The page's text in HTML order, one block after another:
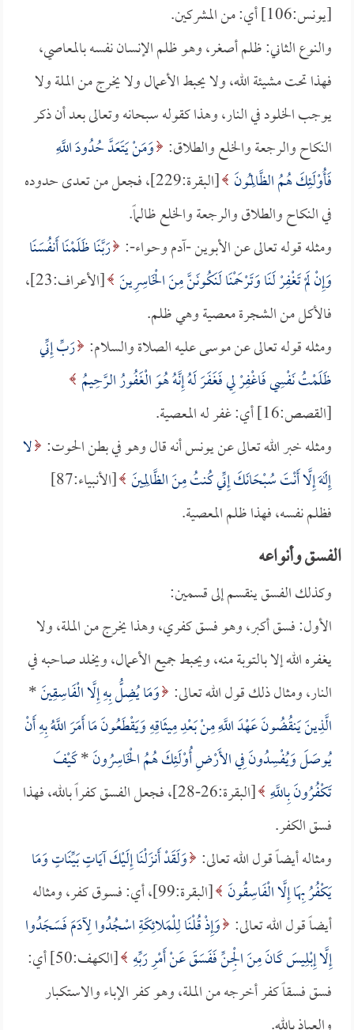
[يونس:106] أي: من المشركين.
والنوع الثاني: ظلم أصغر، وهو ظلم الإنسان نفسه بالمعاصي،
فهذا تحت مشيئة الله، ولا يحبط الأعمال ولا يخرج من الملة ولا
يوجب الخلود في النار، وهذا كقوله سبحانه وتعالى بعد أن ذكر
النكاح والرجعة والخلع والطلاق: وَمَنْ يَتَعَدَّ حُدُودَ اللَّهِ
فَأُوْلَئِكَ هُمُ الظَّالِمُونَ
[البقرة:229]، فجعل من تعدى حدوده
في النكاح والطلاق والرجعة والخلع ظالماً.
ومثله قوله تعالى عن الأبوين -آدم وحواء-: رَبَّنَا ظَلَمْنَا أَنفُسَنَا
وَإِنْ لَمْ تَغْفِرْ لَنَا وَتَرْحَمْنَا لَنَكُونَنَّ مِنَ الْخَاسِرِينَ
[الأعراف:23]،
فالأكل من الشجرة معصية وهي ظلم.
ومثله قوله تعالى عن موسى عليه الصلاة والسلام: رَبِّ إِنِّي
ظَلَمْتُ نَفْسِي فَاغْفِرْ لِي فَغَفَرَ لَهُ إِنَّهُ هُوَ الْغَفُورُ الرَّحِيمُ
[القصص:16] أي: غفر له المعصية.
ومثله خبر الله تعالى عن يونس أنه قال وهو في بطن الحوت: لا
إِلَهَ إِلَّا أَنْتَ سُبْحَانَكَ إِنِّي كُنتُ مِنَ الظَّالِمِينَ
[الأنبياء:87]
فظلم نفسه، فهذا ظلم المعصية.
الفسق وأنواعه
وكذلك الفسق ينقسم إلى قسمين:
الأول: فسق أكبر، وهو فسق كفري، وهذا يخرج من الملة، ولا
يغفره الله إلا بالتوبة منه، ويحبط جميع الأعمال، ويخلد صاحبه في
النار، ومثال ذلك قول الله تعالى: وَمَا يُضِلُّ بِهِ إِلَّا الْفَاسِقِينَ*
الَّذِينَ يَنقُضُونَ عَهْدَ اللَّهِ مِنْ بَعْدِ مِيثَاقِهِ وَيَقْطَعُونَ مَا أَمَرَ اللَّهُ بِهِ أَنْ
يُوصَلَ وَيُفْسِدُونَ فِي الأَرْضِ أُوْلَئِكَ هُمُ الْخَاسِرُونَ*كَيْفَ
تَكْفُرُونَ بِاللَّهِ
[البقرة:26-28]، فجعل الفسق كفراً بالله، فهذا
فسق الكفر.
ومثاله أيضاً قول الله تعالى: وَلَقَدْ أَنزَلْنَا إِلَيْكَ آيَاتٍ بَيِّنَاتٍ وَمَا
يَكْفُرُ بِهَا إِلَّا الْفَاسِقُونَ
[البقرة:99]، أي: فسوق كفر، ومثاله
أيضاً قول الله تعالى: وَإِذْ قُلْنَا لِلْمَلائِكَةِ اسْجُدُوا لِآدَمَ فَسَجَدُوا
إِلَّا إِبْلِيسَ كَانَ مِنَ الْجِنِّ فَفَسَقَ عَنْ أَمْرِ رَبِّهِ
[الكهف:50] أي:
فسق فسقاً كفر أخرجه من الملة، وهو كفر الإباء والاستكبار